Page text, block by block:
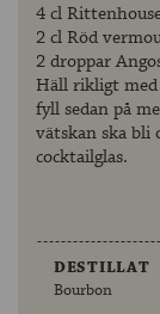
4 cl
2 cl Röd
2 droppar
Häll rikligt
fyll sedan på
vätskan ska
cocktailglas.
DESTILLAT
Bourbon